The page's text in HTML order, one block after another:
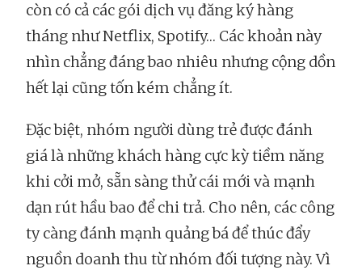
còn có cả các gói dịch vụ đăng ký hàng
tháng như Netflix, Spotify… Các khoản này
nhìn chẳng đáng bao nhiêu nhưng cộng dồn
hết lại cũng tốn kém chẳng ít.
Đặc biệt, nhóm người dùng trẻ được đánh
giá là những khách hàng cực kỳ tiềm năng
khi cởi mở, sẵn sàng thử cái mới và mạnh
dạn rút hầu bao để chi trả. Cho nên, các công
ty càng đánh mạnh quảng bá để thúc đẩy
nguồn doanh thu từ nhóm đối tượng này. Vì